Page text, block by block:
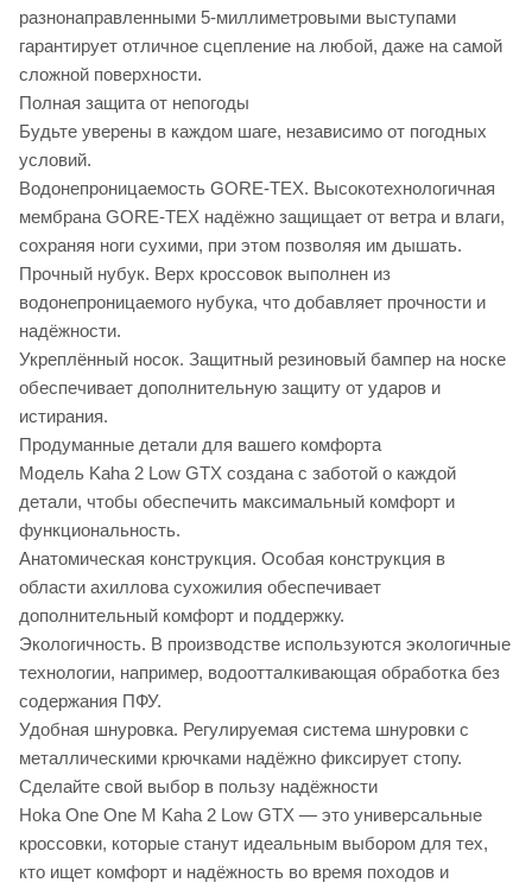
разнонаправленными 5-миллиметровыми выступами
гарантирует отличное сцепление на любой, даже на самой
сложной поверхности.
Полная защита от непогоды
Будьте уверены в каждом шаге, независимо от погодных
условий.
Водонепроницаемость GORE-TEX. Высокотехнологичная
мембрана GORE-TEX надёжно защищает от ветра и влаги,
сохраняя ноги сухими, при этом позволяя им дышать.
Прочный нубук. Верх кроссовок выполнен из
водонепроницаемого нубука, что добавляет прочности и
надёжности.
Укреплённый носок. Защитный резиновый бампер на носке
обеспечивает дополнительную защиту от ударов и
истирания.
Продуманные детали для вашего комфорта
Модель Kaha 2 Low GTX создана с заботой о каждой
детали, чтобы обеспечить максимальный комфорт и
функциональность.
Анатомическая конструкция. Особая конструкция в
области ахиллова сухожилия обеспечивает
дополнительный комфорт и поддержку.
Экологичность. В производстве используются экологичные
технологии, например, водоотталкивающая обработка без
содержания ПФУ.
Удобная шнуровка. Регулируемая система шнуровки с
металлическими крючками надёжно фиксирует стопу.
Сделайте свой выбор в пользу надёжности
Hoka One One M Kaha 2 Low GTX — это универсальные
кроссовки, которые станут идеальным выбором для тех,
кто ищет комфорт и надёжность во время походов и